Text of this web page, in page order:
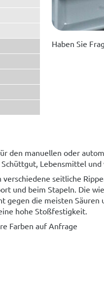
Haben Sie
den manuellen oder
Lebensmittel und
verschiedene seitliche
und beim Stapeln. Die
gegen die meisten
hohe Stoßfestigkeit.
Farben auf Anfrage